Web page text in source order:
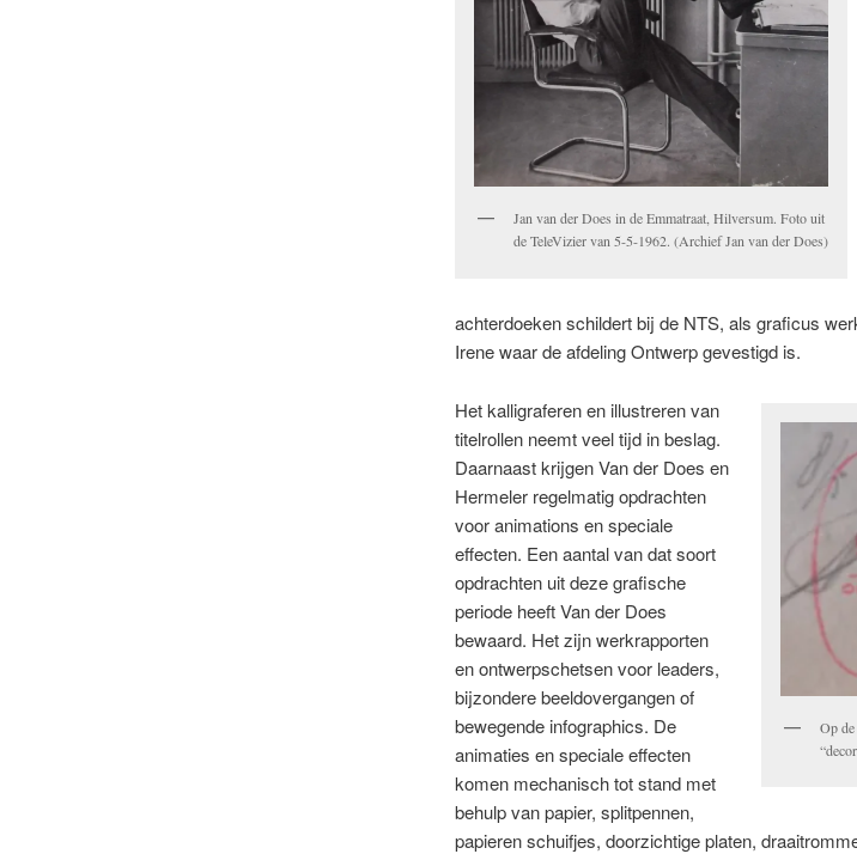
Jan van der Does in de Emmatraat, Hilversum. Foto uit
de TeleVizier van 5-5-1962. (Archief Jan van der Does)
achterdoeken schildert bij de NTS, als graficus
Irene waar de afdeling Ontwerp gevestigd is.
Op
Het kalligraferen en illustreren van
titelrollen neemt veel tijd in beslag.
Daarnaast krijgen Van der Does en
Hermeler regelmatig opdrachten
voor animations en speciale
effecten. Een aantal van dat soort
opdrachten uit deze grafische
periode heeft Van der Does
bewaard. Het zijn werkrapporten
en ontwerpschetsen voor leaders,
bijzondere beeldovergangen of
bewegende infographics. De
animaties en speciale effecten
komen mechanisch tot stand met
behulp van papier, splitpennen,
papieren schuifjes, doorzichtige platen,